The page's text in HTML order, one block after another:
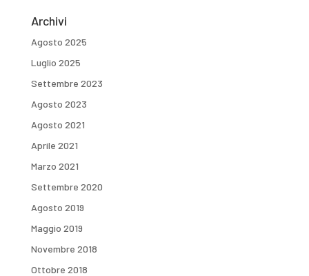
Archivi
Agosto 2025
Luglio 2025
Settembre 2023
Agosto 2023
Agosto 2021
Aprile 2021
Marzo 2021
Settembre 2020
Agosto 2019
Maggio 2019
Novembre 2018
Ottobre 2018